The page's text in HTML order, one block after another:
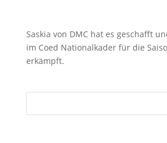
Saskia von DMC hat es geschafft
im Coed Nationalkader für die
erkämpft.